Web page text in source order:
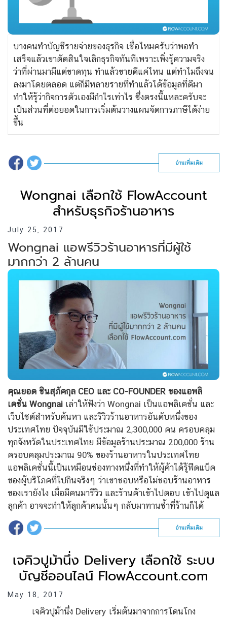
บางคนทำบัญชีรายจ่ายของธุรกิจ เชื่อไหมครับว่าพอทำ
เสร็จแล้วเขาตัดสินใจเลิกธุรกิจทันทีเพราะเพิ่งรู้ความจริง
ว่าที่ผ่านมามีแต่ขาดทุน ทำแล้วขายดีแค่ไหน แต่ทำไมถึงจน
ลงมาโดยตลอด แต่ก็มีหลายรายที่ทำแล้วได้ข้อมูลที่ดีมา
ทำให้รู้ว่ากิจการตัวเองมีกำไรเท่าไร ซึ่งตรงนี้แหละครับจะ
เป็นส่วนที่ต่อยอดในการเริ่มต้นวางแผนจัดการภาษีได้ง่าย
ขึ้น
อ่านเพิ่มเติม
Wongnai เลือกใช้ FlowAccount
สำหรับธุรกิจร้านอาหาร
July 25, 2017
Wongnai แอพรีวิวร้านอาหารที่มีผู้ใช้
มากกว่า 2 ล้านคน
คุณยอด ชินสุภัคกุล CEO และ CO-FOUNDER ของแอพลิ
เคชั่น Wongnai เล่าให้ฟังว่า Wongnai เป็นแอพลิเคชั่น และ
เว็บไซต์สำหรับค้นหา และรีวิวร้านอาหารอันดับหนึ่งของ
ประเทศไทย ปัจจุบันมีใช้ประมาณ 2,300,000 คน ครอบคลุม
ทุกจังหวัดในประเทศไทย มีข้อมูลร้านประมาณ 200,000 ร้าน
ครอบคลุมประมาณ 90% ของร้านอาหารในประเทศไทย
แอพลิเคชั่นนี้เป็นเหมือนช่องทางหนึ่งที่ทำให้ผู้ค้าได้รู้ฟีดแบ็ค
ของผู้บริโภคที่ไปกินจริงๆ ว่าเขาชอบหรือไม่ชอบร้านอาหาร
ของเรายังไง เมื่อมีคนมารีวิว และร้านค้าเข้าไปตอบ เข้าไปดูแล
ลูกค้า อาจจะทำให้ลูกค้าคนนั้นๆ กลับมาทานซ้ำที่ร้านก็ได้
อ่านเพิ่มเติม
เจคิวปูม้านึ่ง Delivery เลือกใช้ ระบบ
บัญชีออนไลน์ FlowAccount.com
May 18, 2017
เจคิวปูม้านึ่ง Delivery เริ่มต้นมาจากการโดนโกง